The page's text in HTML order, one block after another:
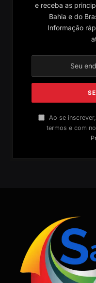
e receba as
Bahia e do
Informação
Ao se
termos e com